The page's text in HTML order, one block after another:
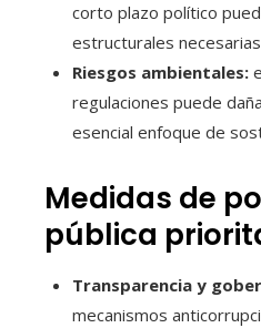
corto plazo político
estructurales
Riesgos ambientales:
regulaciones puede
esencial enfoque de
Medidas de
pública
Transparencia y
mecanismos